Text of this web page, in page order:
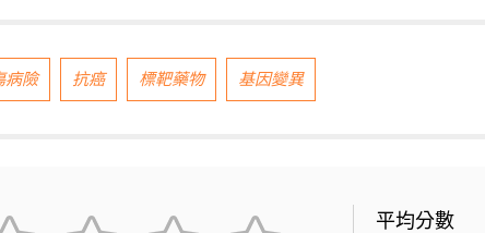
病險 抗癌 標靶藥物 基因變異
平均分數